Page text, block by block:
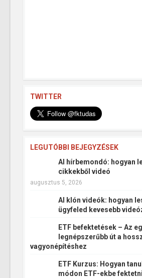
TWITTER
LEGUTÓBBI BEJEGYZÉSEK
AI hírbemondó: hogyan
cikkekből videó
augusztus 5, 2026
AI klón videók: hogyan
ügyfeled kevesebb
ETF befektetések – Az
legnépszerűbb út a
vagyonépítéshez
ETF Kurzus: Hogyan
módon ETF-ekbe